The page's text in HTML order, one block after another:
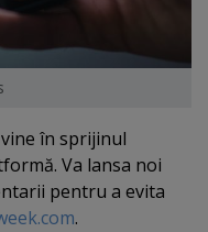
în sprijinul
Va lansa noi
pentru a evita
.